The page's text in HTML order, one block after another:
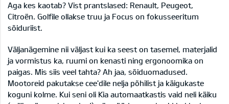
Aga kes kaotab? Vist prantslased: Renault, Peugeot,
Citroën. Golfile ollakse truu ja Focus on fokusseeritum
sõiduriist.
Väljanägemine nii väljast kui ka seest on tasemel, materjalid
ja vormistus ka, ruumi on kenasti ning ergonoomika on
paigas. Mis siis veel tahta? Ah jaa, sõiduomadused.
Mootoreid pakutakse cee'dile nelja põhilist ja käigukaste
koguni kolme. Kui seni oli Kia automaatkastis vaid neli käiku